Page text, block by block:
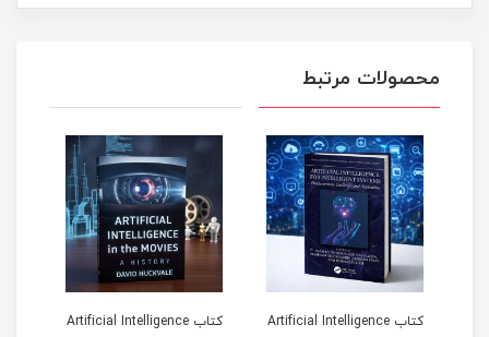
محصولات مرتبط
کتاب Artificial Intelligence
کتاب Artificial Intelligence